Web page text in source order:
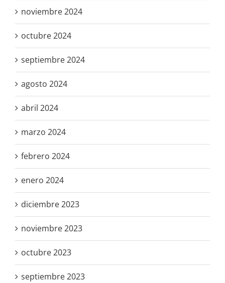
noviembre 2024
octubre 2024
septiembre 2024
agosto 2024
abril 2024
marzo 2024
febrero 2024
enero 2024
diciembre 2023
noviembre 2023
octubre 2023
septiembre 2023